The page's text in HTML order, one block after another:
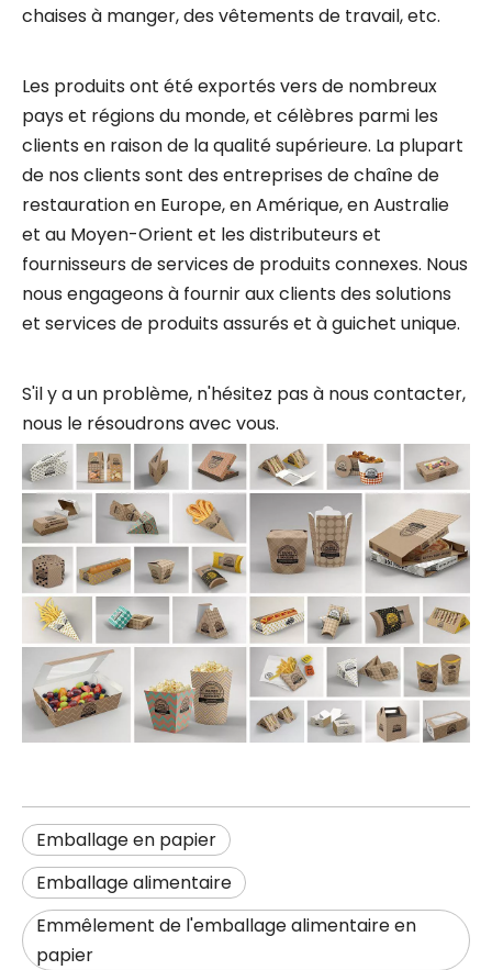
chaises à manger, des vêtements de travail, etc.
Les produits ont été exportés vers de nombreux
pays et régions du monde, et célèbres parmi les
clients en raison de la qualité supérieure. La plupart
de nos clients sont des entreprises de chaîne de
restauration en Europe, en Amérique, en Australie
et au Moyen-Orient et les distributeurs et
fournisseurs de services de produits connexes. Nous
nous engageons à fournir aux clients des solutions
et services de produits assurés et à guichet unique.
S'il y a un problème, n'hésitez pas à nous contacter,
nous le résoudrons avec vous.
Emballage en papier
Emballage alimentaire
Emmêlement de l'emballage alimentaire en
papier